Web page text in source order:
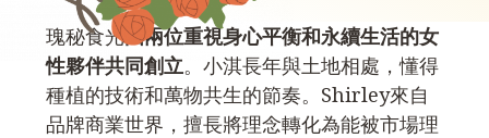
瑰秘食光由兩位重視身心平衡和永續生活的女
性夥伴共同創立。小淇長年與土地相處，懂得
種植的技術和萬物共生的節奏。Shirley來自
品牌商業世界，擅長將理念轉化為能被市場理